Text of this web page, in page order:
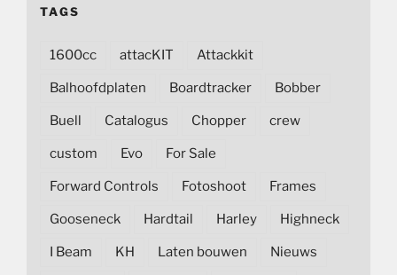
TAGS
1600cc attacKIT Attackkit
Balhoofdplaten Boardtracker Bobber
Buell Catalogus Chopper crew
custom Evo For Sale
Forward Controls Fotoshoot Frames
Gooseneck Hardtail Harley Highneck
I Beam KH Laten bouwen Nieuws